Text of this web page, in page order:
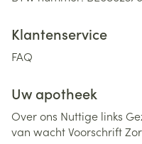
Klantenservice
FAQ
Uw apotheek
Over ons Nuttige links
van wachtVoorschrift